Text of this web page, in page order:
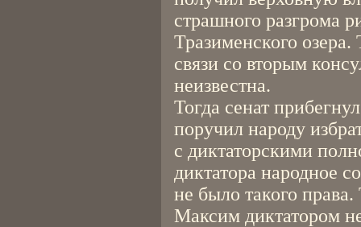
страшного разгрома
Тразименского озера.
связи со вторым
неизвестна.
Тогда сенат
поручил народу
с диктаторскими
диктатора народное
не было такого
Максим диктатором